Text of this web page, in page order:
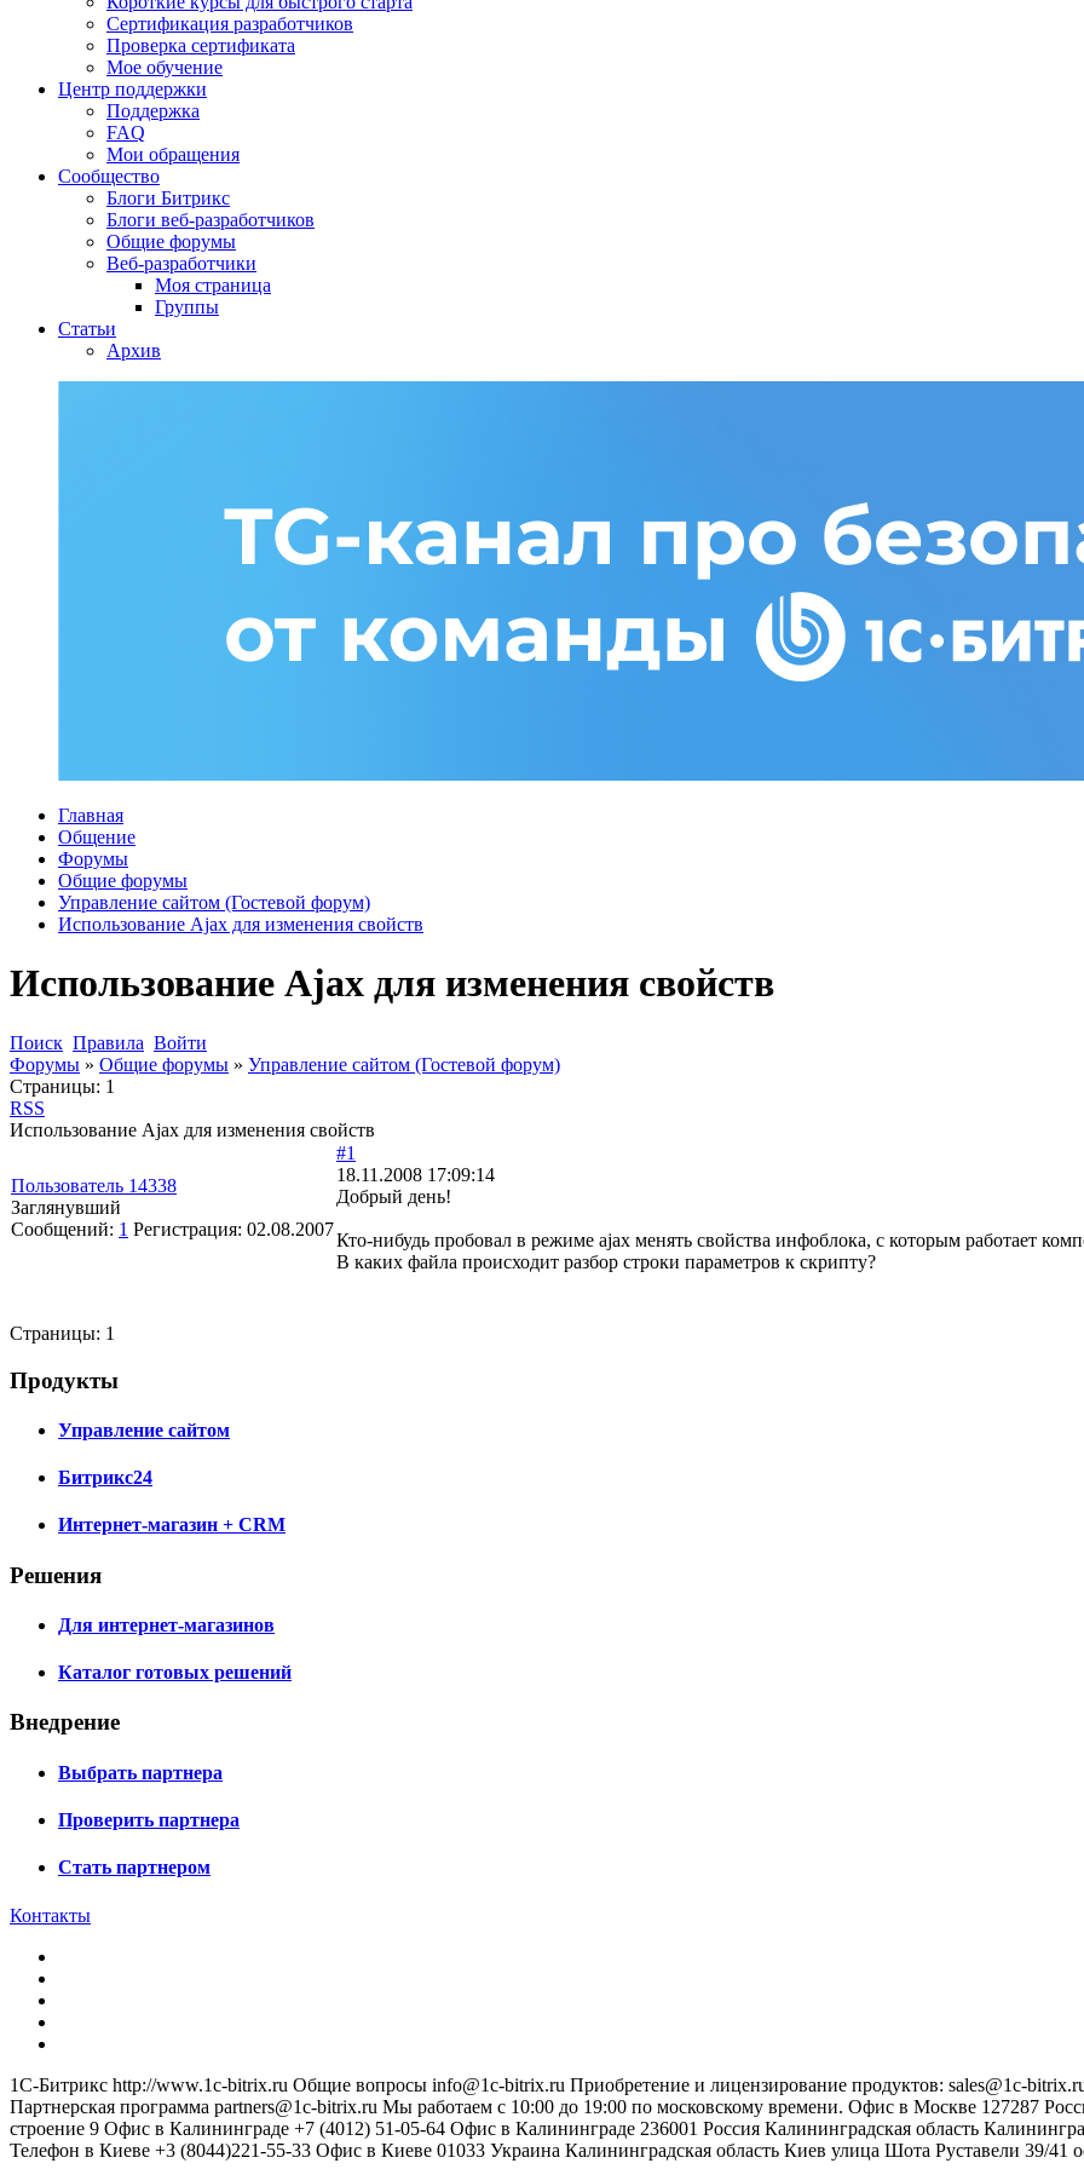
Сертификация разработчиков
Проверка сертификата
Мое обучение
Центр поддержки
Поддержка
FAQ
Мои обращения
Сообщество
Блоги Битрикс
Блоги веб-разработчиков
Общие форумы
Веб-разработчики
Моя страница
Группы
Статьи
Архив
Главная
Общение
Форумы
Общие форумы
Управление сайтом (Гостевой форум)
Использование Ajax для изменения свойств
Использование Ajax для изменения свойств
Поиск Правила Войти
Форумы » Общие форумы » Управление сайтом (Гостевой форум)
Страницы: 1
RSS
Использование Ajax для изменения свойств
Пользователь 14338
Заглянувший
Сообщений: 1 Регистрация: 02.08.2007
#1
18.11.2008 17:09:14
Добрый день!
Кто-нибудь пробовал в режиме ajax менять свойства инфоблока, с которым работает
В каких файла происходит разбор строки параметров к скрипту?
Страницы: 1
Продукты
Управление сайтом
Битрикс24
Интернет-магазин + CRM
Решения
Для интернет-магазинов
Каталог готовых решений
Внедрение
Выбрать партнера
Проверить партнера
Стать партнером
Контакты
1С-Битрикс http://www.1c-bitrix.ru Общие вопросы info@1c-bitrix.ru Приобретение и лицензирование продуктов: sales@1c-
Партнерская программа partners@1c-bitrix.ru Мы работаем с 10:00 до 19:00 по московскому времени. Офис в Москве 127287
строение 9 Офис в Калининграде +7 (4012) 51-05-64 Офис в Калининграде 236001 Россия Калининградская область
Телефон в Киеве +3 (8044)221-55-33 Офис в Киеве 01033 Украина Калининградская область Киев улица Шота Руставели 39/41